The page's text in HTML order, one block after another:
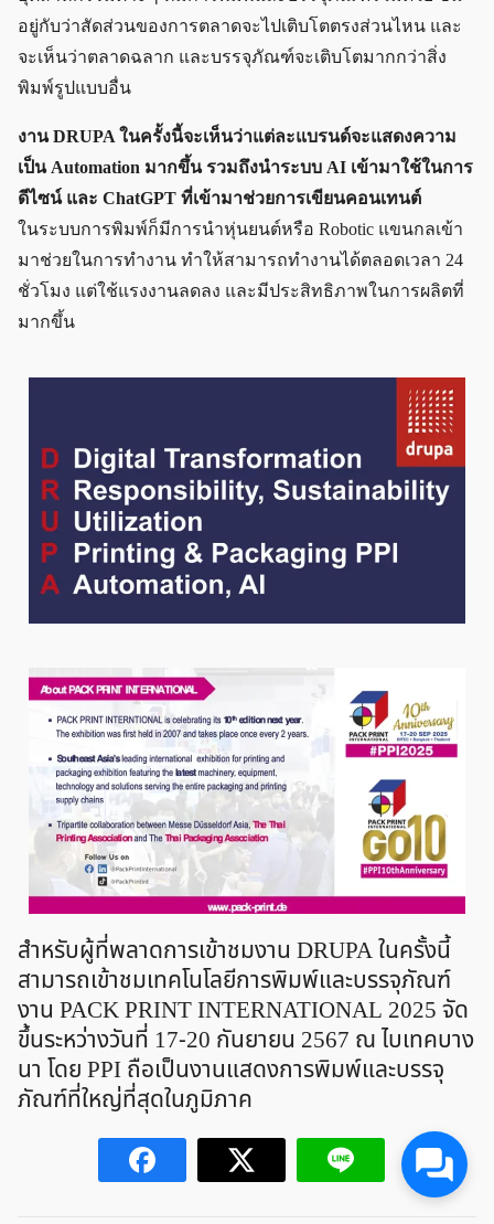
อยู่กับว่าสัดส่วนของการตลาดจะไปเติบโตตรงส่วนไหน และ
จะเห็นว่าตลาดฉลาก และบรรจุภัณฑ์จะเติบโตมากกว่าสิ่ง
พิมพ์รูปแบบอื่น
งาน DRUPA ในครั้งนี้จะเห็นว่าแต่ละแบรนด์จะแสดงความ
เป็น Automation มากขึ้น รวมถึงนำระบบ AI เข้ามาใช้ในการ
ดีไซน์ และ ChatGPT ที่เข้ามาช่วยการเขียนคอนเทนต์
ในระบบการพิมพ์ก็มีการนำหุ่นยนต์หรือ Robotic แขนกลเข้า
มาช่วยในการทำงาน ทำให้สามารถทำงานได้ตลอดเวลา 24
ชั่วโมง แต่ใช้แรงงานลดลง และมีประสิทธิภาพในการผลิตที่
มากขึ้น
สำหรับผู้ที่พลาดการเข้าชมงาน DRUPA ในครั้งนี้
สามารถเข้าชมเทคโนโลยีการพิมพ์และบรรจุภัณฑ์
งาน PACK PRINT INTERNATIONAL 2025 จัด
ขึ้นระหว่างวันที่ 17-20 กันยายน 2567 ณ ไบเทคบาง
นา โดย PPI ถือเป็นงานแสดงการพิมพ์และบรรจุ
ภัณฑ์ที่ใหญ่ที่สุดในภูมิภาค